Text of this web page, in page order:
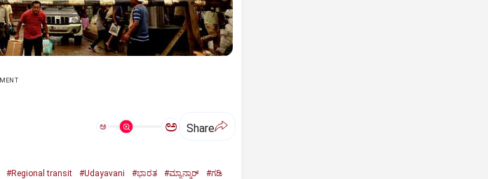
ಅ ಅ Share
#Regional transit #Udayavani #ಭಾರತ #ಮ್ಯಾನ್ಮಾರ್‌
#ಗಡಿ